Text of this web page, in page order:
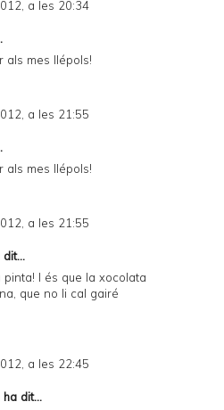
a les 20:34
als mes llépols!
a les 21:55
als mes llépols!
a les 21:55
dit...
pinta! I és que la xocolata
que no li cal gairé
a les 22:45
ha dit...